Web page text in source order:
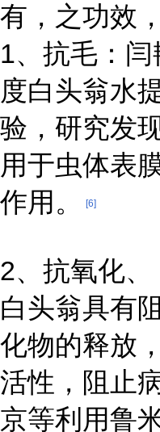
有，之功效
1、抗毛：
度白头翁水
验，研究发
用于虫体表
作用。
[6]
2、抗氧化
白头翁具有
化物的释放
活性，阻止
京等利用鲁